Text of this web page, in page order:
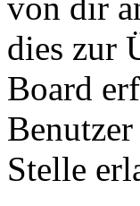
von dir
dies zur
Board
Stelle